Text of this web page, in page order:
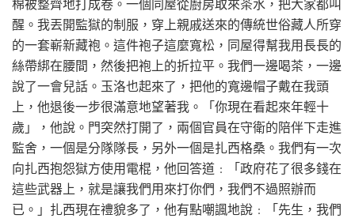
棉被整齊地打成卷。一個同屋從廚房取來茶水，把大家都叫
醒。我丟開監獄的制服，穿上親戚送來的傳統世俗藏人所穿
的一套嶄新藏袍。這件袍子這麼寬松，同屋得幫我用長長的
絲帶綁在腰間，然後把袍上的折拉平。我們一邊喝茶，一邊
說了一會兒話。玉洛也起來了，把他的寬邊帽子戴在我頭
上，他退後一步很滿意地望著我。「你現在看起來年輕十
歲」，他說。門突然打開了，兩個官員在守衛的陪伴下走進
監舍，一個是分隊隊長，另外一個是扎西格桑。我們有一次
向扎西抱怨獄方使用電棍，他回答道﹕「政府花了很多錢在
這些武器上，就是讓我們用來打你們，我們不過照辦而
已。」扎西現在禮貌多了，他有點嘲諷地說﹕「先生，我們